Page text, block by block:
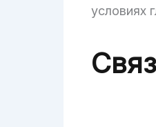
условиях